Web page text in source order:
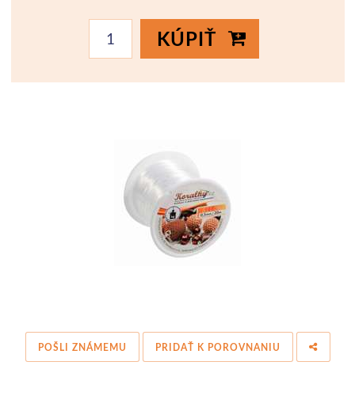
KÚPIŤ
POŠLI ZNÁMEMU PRIDAŤ K POROVNANIU